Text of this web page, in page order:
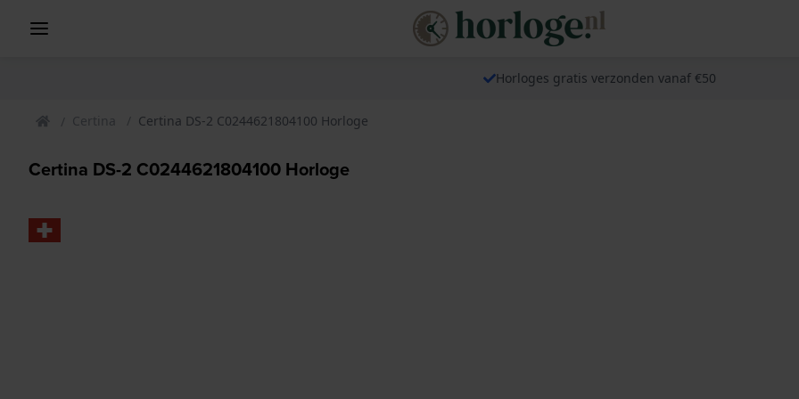
Horloges gratis verzonden vanaf €50
Certina Certina DS-2 C0244621804100 Horloge
Certina DS-2 C0244621804100 Horloge